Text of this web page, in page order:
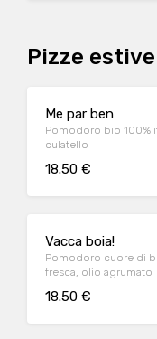
Pizze estive
Me par ben
Pomodoro bio 100%
culatello
18.50 €
Vacca boia!
Pomodoro cuore di
fresca, olio agrumato
18.50 €